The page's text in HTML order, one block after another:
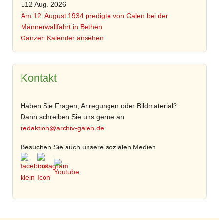
12 Aug. 2026
Am 12. August 1934 predigte von Galen bei der
Männerwallfahrt in Bethen
Ganzen Kalender ansehen
Kontakt
Haben Sie Fragen, Anregungen oder Bildmaterial?
Dann schreiben Sie uns gerne an
redaktion@archiv-galen.de
Besuchen Sie auch unsere sozialen Medien